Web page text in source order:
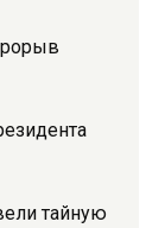
тайную